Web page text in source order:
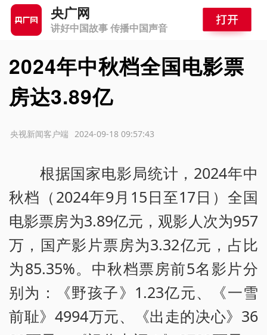
央广网
讲好中国故事 传播中国声音
2024年中秋档全国电影票
房达3.89亿
2024-09-18 09:57:43
央视新闻客户端
根据国家电影局统计，2024年中
秋档（2024年9月15日至17日）全国
电影票房为3.89亿元，观影人次为957
万，国产影片票房为3.32亿元，占比
为85.35%。中秋档票房前5名影片分
别为：《野孩子》1.23亿元、《一雪
前耻》4994万元、《出走的决心》36